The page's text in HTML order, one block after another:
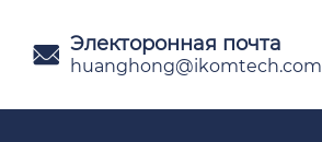
 Электоронная почта
huanghong@ikomtech.com